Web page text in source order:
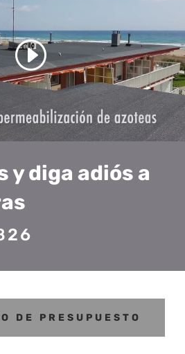
y diga adiós a
DE PRESUPUESTO